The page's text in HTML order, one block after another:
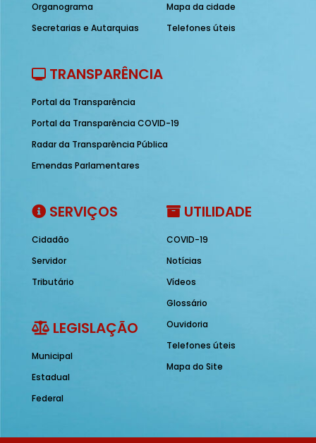
Organograma
Secretarias e Autarquias
Mapa da cidade
Telefones úteis
TRANSPARÊNCIA
Portal da Transparência
Portal da Transparência COVID-19
Radar da Transparência Pública
Emendas Parlamentares
SERVIÇOS
Cidadão
Servidor
Tributário
LEGISLAÇÃO
Municipal
Estadual
Federal
UTILIDADE
COVID-19
Notícias
Vídeos
Glossário
Ouvidoria
Telefones úteis
Mapa do Site